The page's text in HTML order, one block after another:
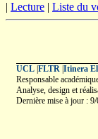
| Lecture | Liste du
UCL| FLTR| Itinera
Responsable
Analyse, design et
Dernière mise à jour :